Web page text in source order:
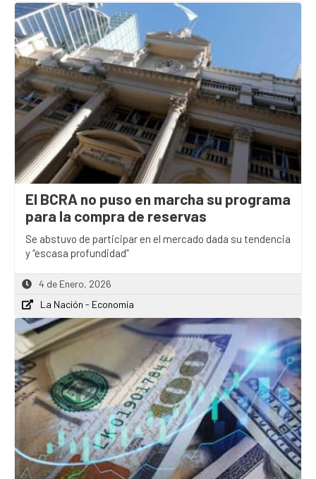
El BCRA no puso en marcha su programa
para la compra de reservas
Se abstuvo de participar en el mercado dada su tendencia
y “escasa profundidad”
4 de Enero, 2026
La Nación - Economía